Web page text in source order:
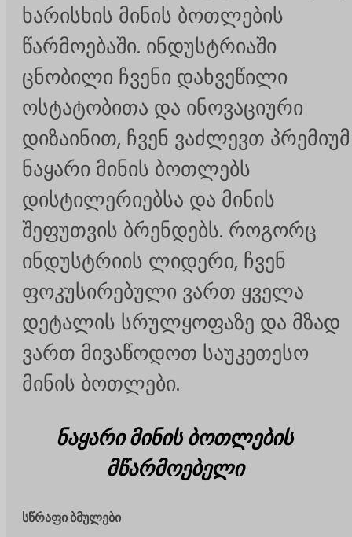
ხარისხის მინის ბოთლების
წარმოებაში. ინდუსტრიაში
ცნობილი ჩვენი დახვეწილი
ოსტატობითა და ინოვაციური
დიზაინით, ჩვენ ვაძლევთ პრემიუმ
ნაყარი მინის ბოთლებს
დისტილერიებსა და მინის
შეფუთვის ბრენდებს. როგორც
ინდუსტრიის ლიდერი, ჩვენ
ფოკუსირებული ვართ ყველა
დეტალის სრულყოფაზე და მზად
ვართ მივაწოდოთ საუკეთესო
მინის ბოთლები.
ნაყარი მინის ბოთლების
მწარმოებელი
სწრაფი ბმულები